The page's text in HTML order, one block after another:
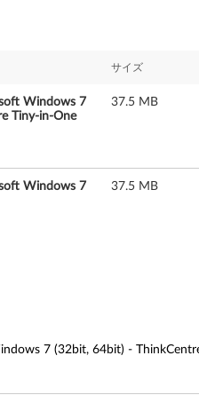
サイズ
Windows 7
Tiny-in-One
37.5 MB
Windows 7
37.5 MB
7 (32bit, 64bit) -